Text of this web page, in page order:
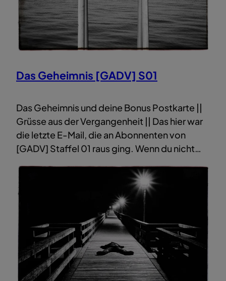
Das Geheimnis [GADV] S01
Das Geheimnis und deine Bonus Postkarte ||
Grüsse aus der Vergangenheit || Das hier war
die letzte E-Mail, die an Abonnenten von
[GADV] Staffel 01 raus ging. Wenn du nicht…